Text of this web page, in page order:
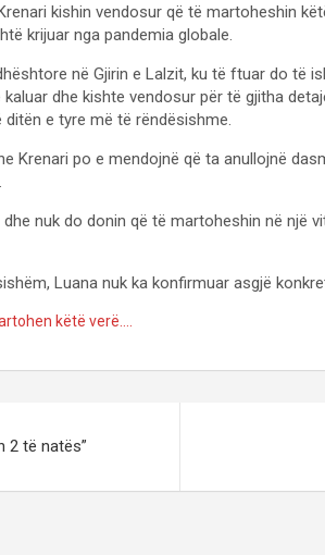
kishin vendosur që të martoheshin
krijuar nga pandemia globale.
në Gjirin e Lalzit, ku të ftuar do të
dhe kishte vendosur për të gjitha
e tyre më të rëndësishme.
Krenari po e mendojnë që ta anullojnë
nuk do donin që të martoheshin në një
Luana nuk ka konfirmuar asgjë
këtë verë....
2 të natës”